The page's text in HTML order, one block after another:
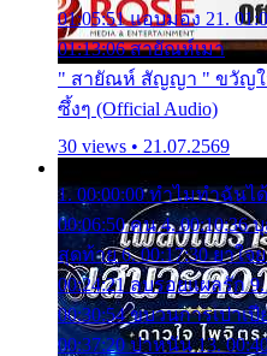
01:05:51 แอบมอง 21.
01:13:06 สายัณห์เมา
" สายัณห์ สัญญา " ขวัญใจ
ซึ้งๆ (Official Audio)
30 views • 21.07.2569
1. 00:00:00 ทำไมทำฉันไ
00:06:50 คน 4. 00:10:36
สุดท้าย 6. 00:17:30 ยาใจ
00:24:21 ลบรอยแผลรัก
00:30:54 ขบวนการเปาเ
00:37:20 ปาหนัน 13.